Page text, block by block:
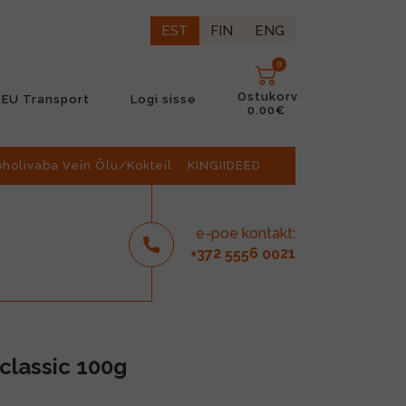
EST FIN ENG
EU Transport Logi sisse
0
Ostukorv
0.00€
Vein Õlu/Kokteil KINGIIDEED
e-poe kontakt:
+372 5556 0021
100g